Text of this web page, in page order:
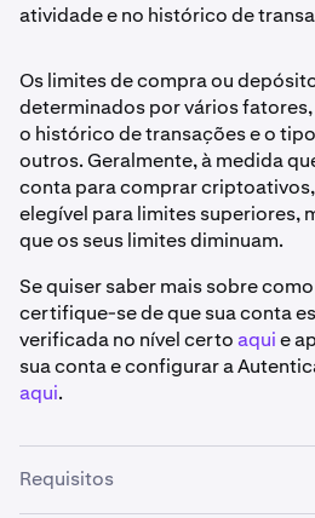
atividade e no histórico de
Os limites de compra ou
determinados por vários
o histórico de transações e o
outros. Geralmente, à medida
conta para comprar
elegível para limites superiores,
que os seus limites diminuam.
Se quiser saber mais sobre
certifique-se de que sua conta
verificada no nível certoaquie
sua conta e configurar a
aqui.
Requisitos